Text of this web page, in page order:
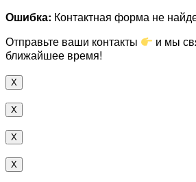
Ошибка: Контактная форма не
Отправьте ваши контакты
и мы
ближайшее время!
X
X
X
X